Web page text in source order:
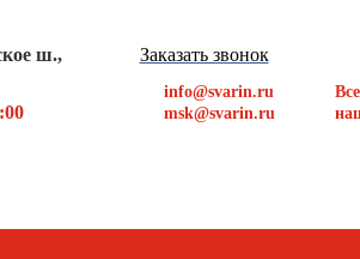
ш.,
Заказать звонок
info@svarin.ru
msk@svarin.ru